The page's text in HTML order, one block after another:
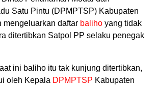
Satu Pintu (DPMPTSP) Kabupaten
mengeluarkan daftar baliho yang tidak
ditertibkan Satpol PP selaku penegak
ini baliho itu tak kunjung ditertibkan,
oleh Kepala DPMPTSP Kabupaten